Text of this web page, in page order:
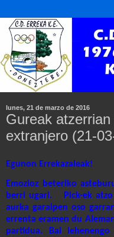
lunes, 21 de marzo de 2016
Gureak
extranjero (21-
Egunon Errekazaleak!
Emozioz beteriko
berri ugari.
Pick-ek
aurka garaipen oso
errenta eramen du
partidua. Bai